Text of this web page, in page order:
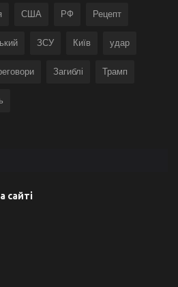
США РФ Рецепт
ЗСУ Київ удар
Загиблі Трамп
сайті